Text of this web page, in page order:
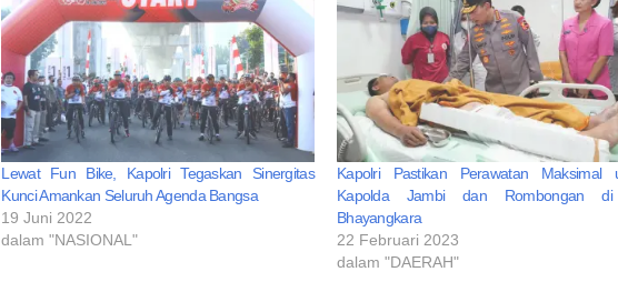
Lewat Fun Bike, Kapolri Tegaskan Sinergitas
Kunci Amankan Seluruh Agenda Bangsa
19 Juni 2022
dalam "NASIONAL"
Kapolri Pastikan Perawatan Maksimal
Kapolda Jambi dan Rombongan
Bhayangkara
22 Februari 2023
dalam "DAERAH"